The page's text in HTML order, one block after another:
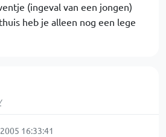
(ingeval van een jongen)
heb je alleen nog een lege
16:33:41